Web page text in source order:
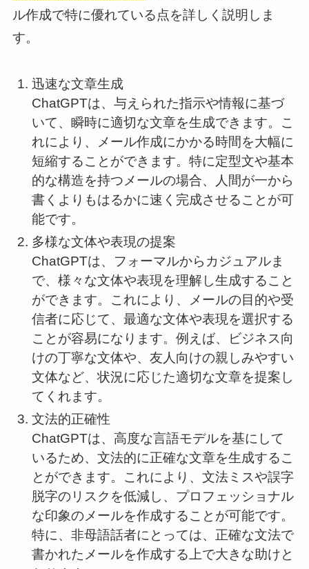
ル作成で特に優れている点を詳しく説明しま
す。
迅速な文章生成
ChatGPTは、与えられた指示や情報に基づ
いて、瞬時に適切な文章を生成できます。こ
れにより、メール作成にかかる時間を大幅に
短縮することができます。特に定型文や基本
的な構造を持つメールの場合、人間が一から
書くよりもはるかに速く完成させることが可
能です。
多様な文体や表現の提案
ChatGPTは、フォーマルからカジュアルま
で、様々な文体や表現を理解し生成すること
ができます。これにより、メールの目的や受
信者に応じて、最適な文体や表現を選択する
ことが容易になります。例えば、ビジネス向
けの丁寧な文体や、友人向けの親しみやすい
文体など、状況に応じた適切な文章を提案し
てくれます。
文法的正確性
ChatGPTは、高度な言語モデルを基にして
いるため、文法的に正確な文章を生成するこ
とができます。これにより、文法ミスや誤字
脱字のリスクを低減し、プロフェッショナル
な印象のメールを作成することが可能です。
特に、非母語話者にとっては、正確な文法で
書かれたメールを作成する上で大きな助けと